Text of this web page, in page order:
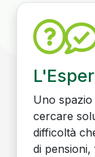
Uno
cercare
difficoltà
di pensioni,